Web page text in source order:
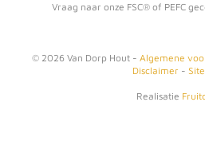
Vraag naar onze FSC® of PEFC
© 2026 Van Dorp Hout - Algemene
Disclaimer -
Realisatie